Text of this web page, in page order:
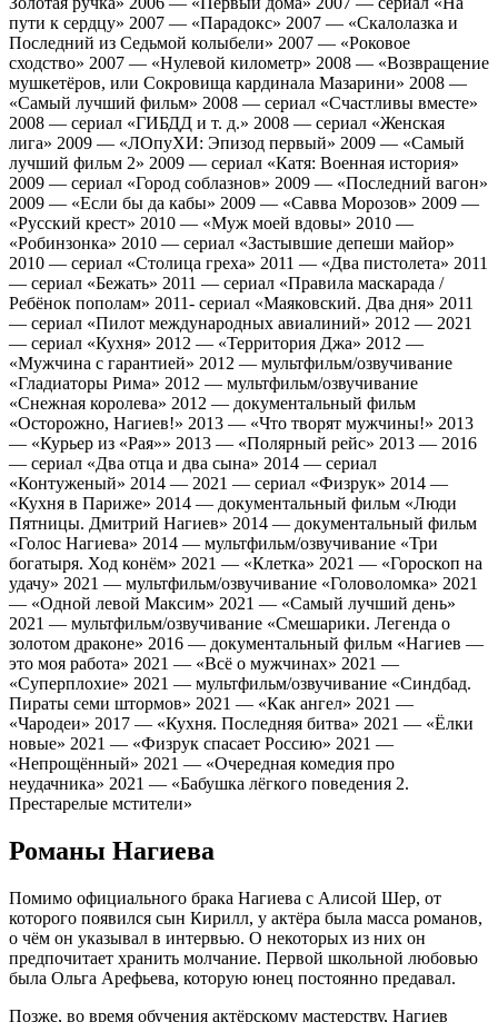
пути к сердцу» 2007 — «Парадокс» 2007 — «Скалолазка и
Последний из Седьмой колыбели» 2007 — «Роковое
сходство» 2007 — «Нулевой километр» 2008 — «Возвращение
мушкетёров, или Сокровища кардинала Мазарини» 2008 —
«Самый лучший фильм» 2008 — сериал «Счастливы вместе»
2008 — сериал «ГИБДД и т. д.» 2008 — сериал «Женская
лига» 2009 — «ЛОпуХИ: Эпизод первый» 2009 — «Самый
лучший фильм 2» 2009 — сериал «Катя: Военная история»
2009 — сериал «Город соблазнов» 2009 — «Последний вагон»
2009 — «Если бы да кабы» 2009 — «Савва Морозов» 2009 —
«Русский крест» 2010 — «Муж моей вдовы» 2010 —
«Робинзонка» 2010 — сериал «Застывшие депеши майор»
2010 — сериал «Столица греха» 2011 — «Два пистолета» 2011
— сериал «Бежать» 2011 — сериал «Правила маскарада /
Ребёнок пополам» 2011- сериал «Маяковский. Два дня» 2011
— сериал «Пилот международных авиалиний» 2012 — 2021
— сериал «Кухня» 2012 — «Территория Джа» 2012 —
«Мужчина с гарантией» 2012 — мультфильм/озвучивание
«Гладиаторы Рима» 2012 — мультфильм/озвучивание
«Снежная королева» 2012 — документальный фильм
«Осторожно, Нагиев!» 2013 — «Что творят мужчины!» 2013
— «Курьер из «Рая»» 2013 — «Полярный рейс» 2013 — 2016
— сериал «Два отца и два сына» 2014 — сериал
«Контуженый» 2014 — 2021 — сериал «Физрук» 2014 —
«Кухня в Париже» 2014 — документальный фильм «Люди
Пятницы. Дмитрий Нагиев» 2014 — документальный фильм
«Голос Нагиева» 2014 — мультфильм/озвучивание «Три
богатыря. Ход конём» 2021 — «Клетка» 2021 — «Гороскоп на
удачу» 2021 — мультфильм/озвучивание «Головоломка» 2021
— «Одной левой Максим» 2021 — «Самый лучший день»
2021 — мультфильм/озвучивание «Смешарики. Легенда о
золотом драконе» 2016 — документальный фильм «Нагиев —
это моя работа» 2021 — «Всё о мужчинах» 2021 —
«Суперплохие» 2021 — мультфильм/озвучивание «Синдбад.
Пираты семи штормов» 2021 — «Как ангел» 2021 —
«Чародеи» 2017 — «Кухня. Последняя битва» 2021 — «Ёлки
новые» 2021 — «Физрук спасает Россию» 2021 —
«Непрощённый» 2021 — «Очередная комедия про
неудачника» 2021 — «Бабушка лёгкого поведения 2.
Престарелые мстители»
Романы Нагиева
Помимо официального брака Нагиева с Алисой Шер, от
которого появился сын Кирилл, у актёра была масса романов,
о чём он указывал в интервью. О некоторых из них он
предпочитает хранить молчание. Первой школьной любовью
была Ольга Арефьева, которую юнец постоянно предавал.
Позже, во время обучения актёрскому мастерству, Нагиев